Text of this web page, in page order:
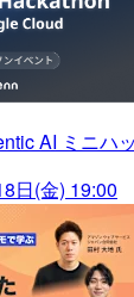
AI ミニ
日(金) 19:00